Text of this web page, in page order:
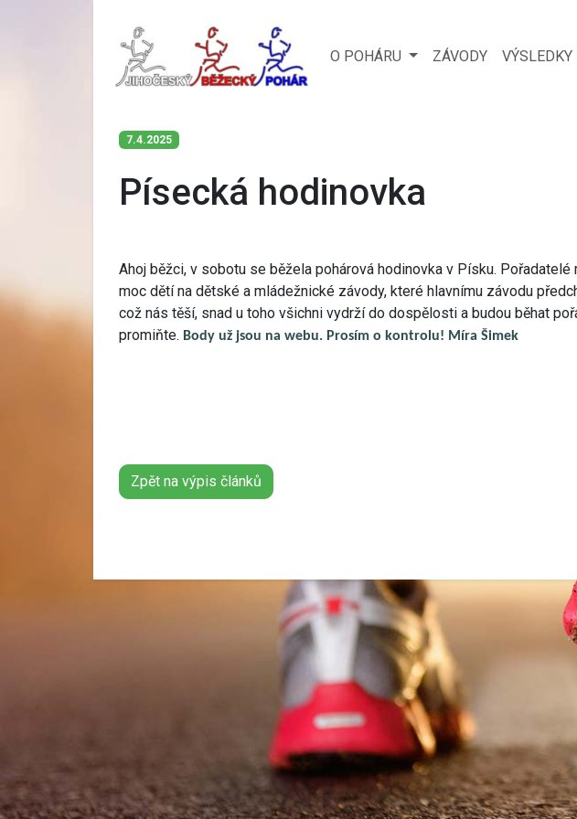
O POHÁRU ZÁVODY VÝSLEDKY
7.4.2025
Písecká hodinovka
Ahoj běžci, v sobotu se běžela pohárová hodinovka v Písku.
moc dětí na dětské a mládežnické závody, které hlavnímu závodu
což nás těší, snad u toho všichni vydrží do dospělosti a budou běhat
promiňte. Body už jsou na webu. Prosím o kontrolu! Míra Šimek
Zpět na výpis článků